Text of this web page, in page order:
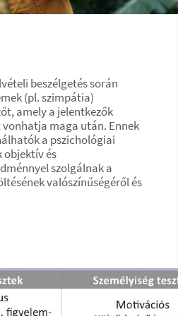
beszélgetés során
(pl. szimpátia)
amely a jelentkezők
maga után. Ennek
a pszichológiai
objektív és
szolgálnak a
valószínűségéről és